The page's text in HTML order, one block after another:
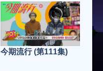
今期流行 (第111集)